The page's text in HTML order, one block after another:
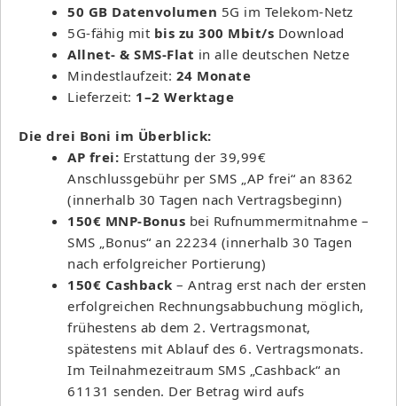
50 GB Datenvolumen 5G im Telekom-Netz
5G-fähig mit bis zu 300 Mbit/s Download
Allnet- & SMS-Flat in alle deutschen Netze
Mindestlaufzeit: 24 Monate
Lieferzeit: 1–2 Werktage
Die drei Boni im Überblick:
AP frei: Erstattung der 39,99€
Anschlussgebühr per SMS „AP frei“ an 8362
(innerhalb 30 Tagen nach Vertragsbeginn)
150€ MNP-Bonus bei Rufnummermitnahme –
SMS „Bonus“ an 22234 (innerhalb 30 Tagen
nach erfolgreicher Portierung)
150€ Cashback – Antrag erst nach der ersten
erfolgreichen Rechnungsabbuchung möglich,
frühestens ab dem 2. Vertragsmonat,
spätestens mit Ablauf des 6. Vertragsmonats.
Im Teilnahmezeitraum SMS „Cashback“ an
61131 senden. Der Betrag wird aufs